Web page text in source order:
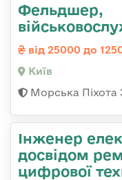
Фельдшер,
від 25000 до
Київ
Морська Піхота
Інженер
досвідом
цифрової